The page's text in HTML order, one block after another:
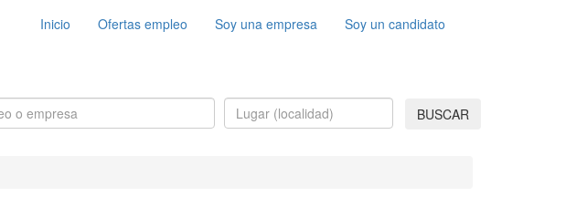
Inicio Ofertas empleo Soy una empresa Soy un candidato
BUSCAR